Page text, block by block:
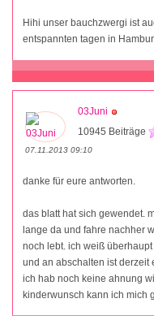
Hihi unser bauchzwergi ist
entspannten tagen in
03Juni
10945 Beiträge
07.11.2013 09:10
danke für eure antworten.
das blatt hat sich gewendet.
lange da und fahre nachher
noch lebt. ich weiß
und an abschalten ist derzeit
ich hab noch keine ahnung
kinderwunsch kann ich mich